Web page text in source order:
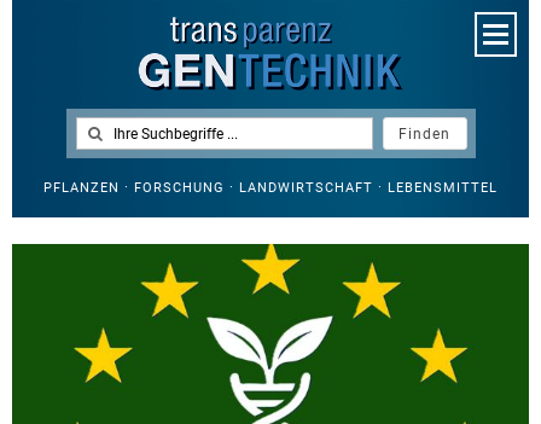
PFLANZEN · FORSCHUNG · LANDWIRTSCHAFT · LEBENSMITTEL